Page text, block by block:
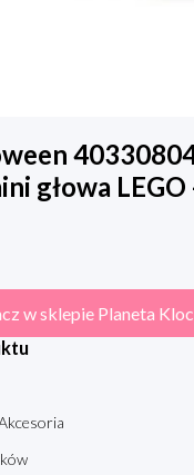
głowa LEGO
w sklepie Planeta